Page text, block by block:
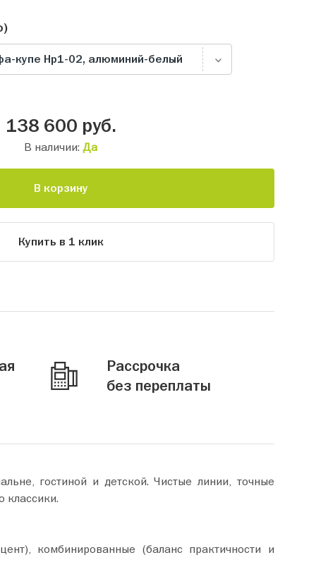
купе Нр1-02, алюминий-белый
138 600 руб.
В наличии: Да
В корзину
Купить в 1 клик
Рассрочка
без переплаты
гостиной и детской. Чистые линии, точные
классики.
комбинированные (баланс практичности и